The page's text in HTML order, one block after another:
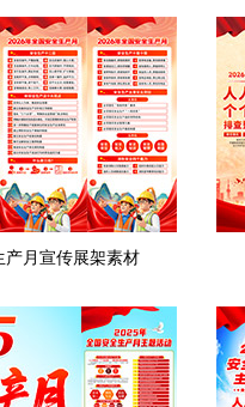
产月宣传展架素材